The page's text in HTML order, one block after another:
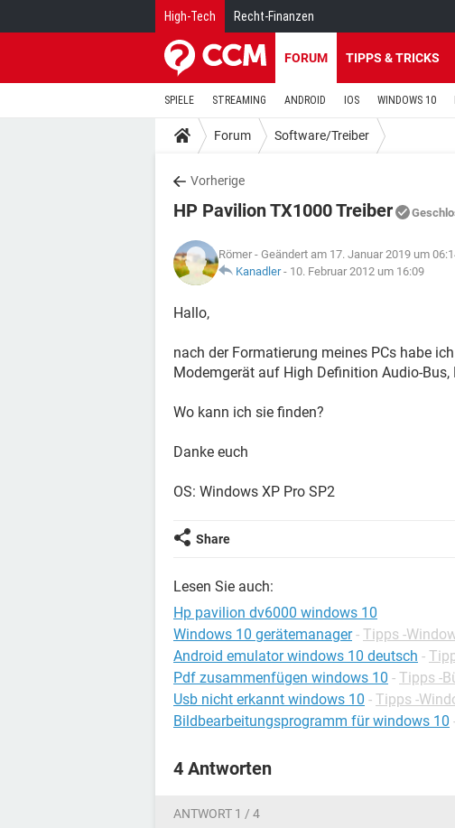
High-Tech Recht-Finanzen
FORUM TIPPS & TRICKS
SPIELE STREAMING ANDROID IOS WINDOWS 10
Forum Software/Treiber
Vorherige
HP Pavilion TX1000 Treiber
Römer - Geändert am 17. Januar 2019 um
Kanadler- 10. Februar 2012 um 16:09
Hallo,
nach der Formatierung meines PCs habe
Modemgerät auf High Definition Audio-Bus,
Wo kann ich sie finden?
Danke euch
OS: Windows XP Pro SP2
Share
Lesen Sie auch:
Hp pavilion dv6000 windows 10
Windows 10 gerätemanager - Tipps -
Android emulator windows 10 deutsch -
Pdf zusammenfügen windows 10 - Tipps -
Usb nicht erkannt windows 10 - Tipps -
Bildbearbeitungsprogramm für windows 10
4 Antworten
ANTWORT 1 / 4